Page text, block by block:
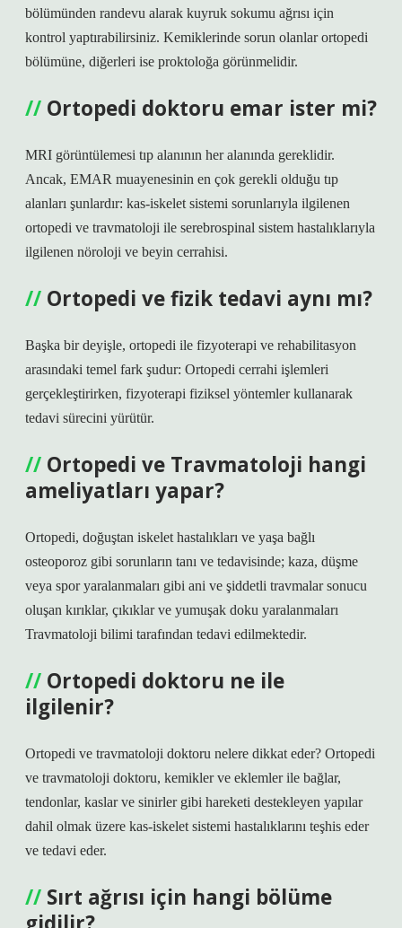
bölümünden randevu alarak kuyruk sokumu ağrısı için
kontrol yaptırabilirsiniz. Kemiklerinde sorun olanlar ortopedi
bölümüne, diğerleri ise proktoloğa görünmelidir.
Ortopedi doktoru emar ister mi?
MRI görüntülemesi tıp alanının her alanında gereklidir.
Ancak, EMAR muayenesinin en çok gerekli olduğu tıp
alanları şunlardır: kas-iskelet sistemi sorunlarıyla ilgilenen
ortopedi ve travmatoloji ile serebrospinal sistem hastalıklarıyla
ilgilenen nöroloji ve beyin cerrahisi.
Ortopedi ve fizik tedavi aynı mı?
Başka bir deyişle, ortopedi ile fizyoterapi ve rehabilitasyon
arasındaki temel fark şudur: Ortopedi cerrahi işlemleri
gerçekleştirirken, fizyoterapi fiziksel yöntemler kullanarak
tedavi sürecini yürütür.
Ortopedi ve Travmatoloji hangi
ameliyatları yapar?
Ortopedi, doğuştan iskelet hastalıkları ve yaşa bağlı
osteoporoz gibi sorunların tanı ve tedavisinde; kaza, düşme
veya spor yaralanmaları gibi ani ve şiddetli travmalar sonucu
oluşan kırıklar, çıkıklar ve yumuşak doku yaralanmaları
Travmatoloji bilimi tarafından tedavi edilmektedir.
Ortopedi doktoru ne ile
ilgilenir?
Ortopedi ve travmatoloji doktoru nelere dikkat eder? Ortopedi
ve travmatoloji doktoru, kemikler ve eklemler ile bağlar,
tendonlar, kaslar ve sinirler gibi hareketi destekleyen yapılar
dahil olmak üzere kas-iskelet sistemi hastalıklarını teşhis eder
ve tedavi eder.
Sırt ağrısı için hangi bölüme